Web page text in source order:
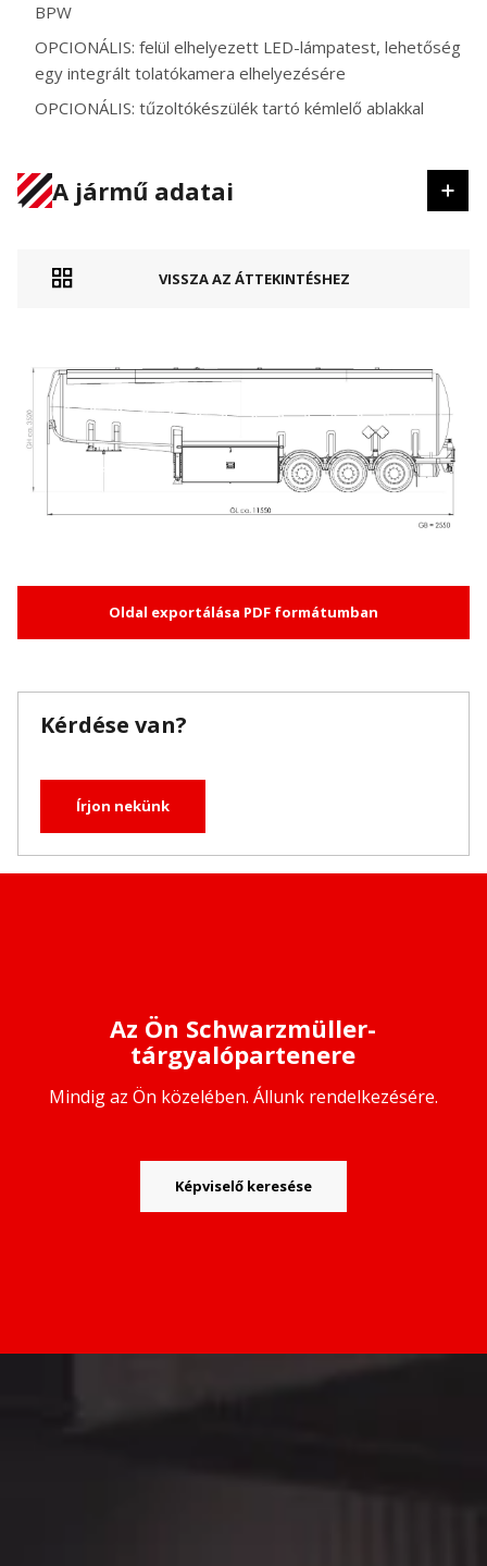
BPW
OPCIONÁLIS: felül elhelyezett LED-lámpatest, lehetőség
egy integrált tolatókamera elhelyezésére
OPCIONÁLIS: tűzoltókészülék tartó kémlelő ablakkal
A jármű adatai
VISSZA AZ ÁTTEKINTÉSHEZ
Oldal exportálása PDF formátumban
Kérdése van?
Írjon nekünk
Az Ön Schwarzmüller-
tárgyalópartenere
Mindig az Ön közelében. Állunk rendelkezésére.
Képviselő keresése